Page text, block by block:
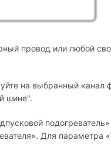
провод или любой
на выбранный канал
шине".
Для параметра